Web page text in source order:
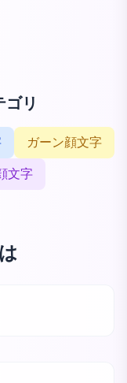
リ
ガーン顔文字
文字